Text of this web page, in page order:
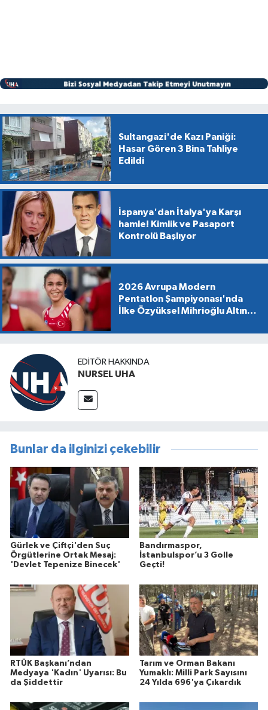
Sultangazi'de Kazı Paniği:
Hasar Gören 3 Bina Tahliye
Edildi
İspanya'dan İtalya'ya Karşı
hamle! Kimlik ve Pasaport
Kontrolü Başlıyor
2026 Avrupa Modern
Pentatlon Şampiyonası'nda
İlke Özyüksel Mihrioğlu Altın
EDITÖR HAKKINDA
NURSEL UHA
Bunlar da ilginizi çekebilir
Gürlek ve Çiftçi'den Suç
Örgütlerine Ortak Mesaj:
'Devlet Tepenize Binecek'
Bandırmaspor,
İstanbulspor’u 3 Golle
Geçti!
RTÜK Başkanı’ndan
Medyaya 'Kadın' Uyarısı: Bu
da Şiddettir
Tarım ve Orman Bakanı
Yumaklı: Milli Park Sayısını
24 Yılda 696'ya Çıkardık